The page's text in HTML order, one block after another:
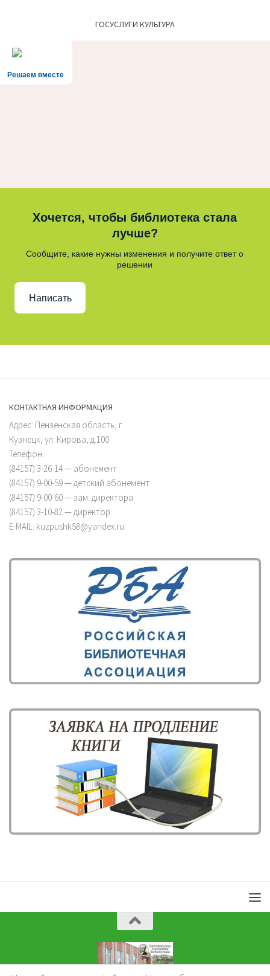
ГОСУСЛУГИ КУЛЬТУРА
Решаем вместе
Хочется, чтобы библиотека стала
лучше?
Сообщите, какие нужны изменения и получите ответ о
решении
Написать
КОНТАКТНАЯ ИНФОРМАЦИЯ
Адрес: Пензенская область, г.
Кузнецк, ул. Кирова, д.100
Телефон:
(84157) 3-26-14 — абонемент
(84157) 9-00-59 — детский абонемент
(84157) 9-00-60 — зам. директора
(84157) 3-10-82 — директор
E-MAIL: kuzpushk58@yandex.ru